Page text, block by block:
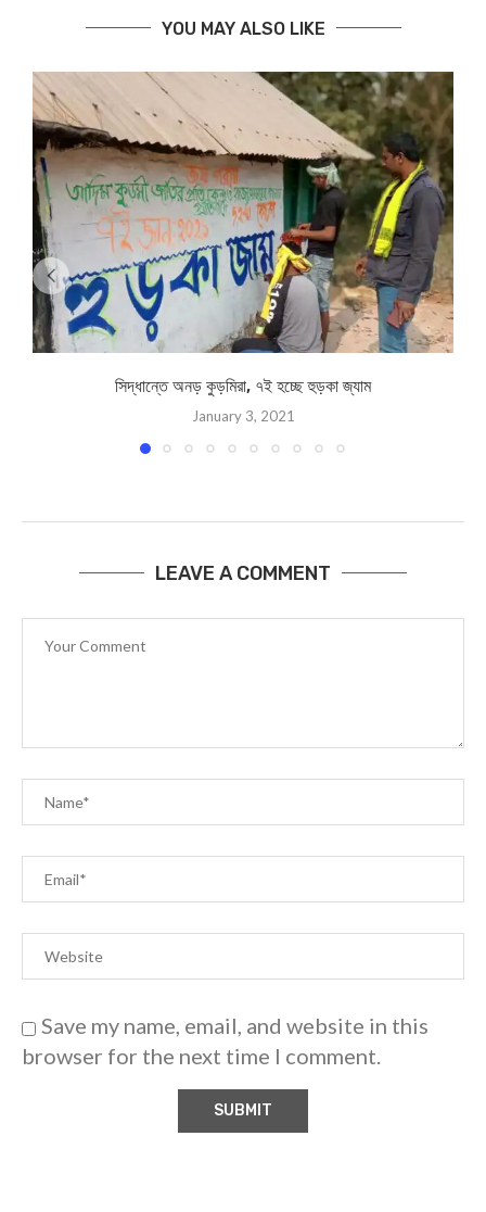
YOU MAY ALSO LIKE
সিদ্ধান্তে অনড় কুড়মিরা, ৭ই হচ্ছে হুড়কা জ্যাম
January 3, 2021
LEAVE A COMMENT
Save my name, email, and website in this
browser for the next time I comment.